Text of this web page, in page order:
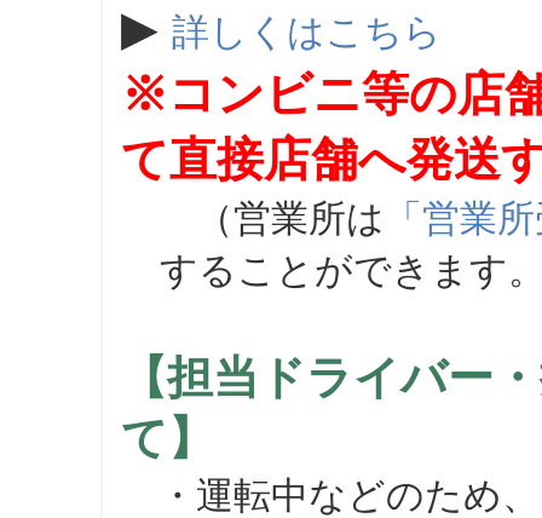
▶ 詳しくはこちら
※コンビニ等の店
て直接店舗へ発送
（営業所は 「営業
することができます
【担当ドライバー
て】
・運転中などのため